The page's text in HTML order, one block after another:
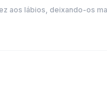
aos lábios, deixando-os